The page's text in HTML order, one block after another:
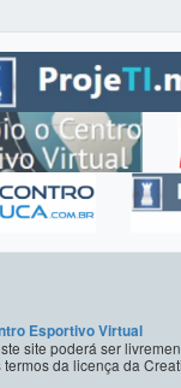
Esportivo Virtual
site poderá ser
da licença da